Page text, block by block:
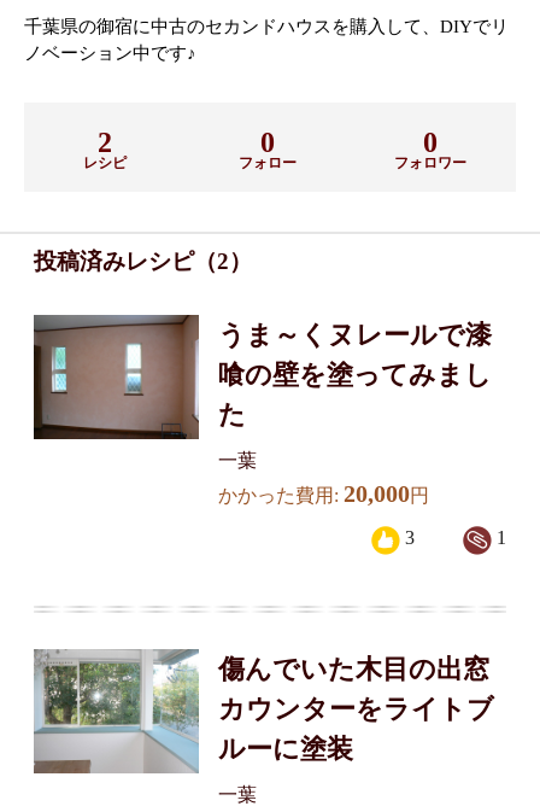
千葉県の御宿に中古のセカンドハウスを購入して、DIYでリ
ノベーション中です♪
2
レシピ
0
フォロー
0
フォロワー
投稿済みレシピ（2）
うま～くヌレールで漆
喰の壁を塗ってみまし
た
一葉
かかった費用: 20,000円
1
3
傷んでいた木目の出窓
カウンターをライトブ
ルーに塗装
一葉